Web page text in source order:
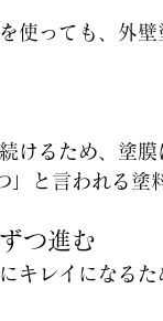
使っても、外壁
けるため、塗
と言われる塗
つ進む
キレイになる